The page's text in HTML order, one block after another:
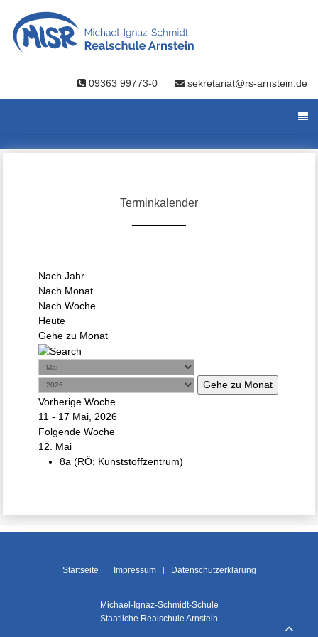
09363 99773-0 sekretariat@rs-arnstein.de
Terminkalender
Nach Jahr
Nach Monat
Nach Woche
Heute
Gehe zu Monat
Gehe zu Monat
Vorherige Woche
11 - 17 Mai, 2026
Folgende Woche
12. Mai
8a (RÖ; Kunststoffzentrum)
Startseite Impressum Datenschutzerklärung
Michael-Ignaz-Schmidt-Schule
Staatliche Realschule Arnstein